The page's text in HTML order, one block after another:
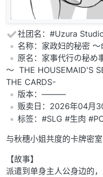
社团名：#Uzura
名称：家政妇的秘密
原名：家事代行の秘め
～ THE HOUSEMAID'S
THE CARDS-
️版本：———
贩卖日：2026年04月
标签：#SLG #生肉
与秋穗小姐共度的卡牌密室
【故事】
派遣到单身主人公身边的